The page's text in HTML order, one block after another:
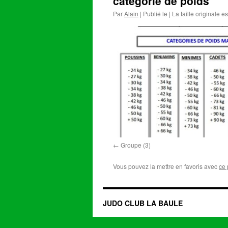
ParAlain | Publié le | La taille originale
Groupe (3)
Vous pouvez la mettre en favoris avecce
JUDO CLUB LA BAULE